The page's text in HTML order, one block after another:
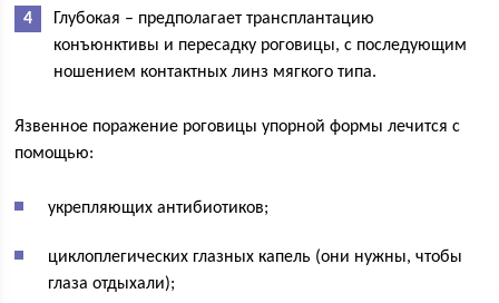
Глубокая – предполагает трансплантацию
конъюнктивы и пересадку роговицы, с последующим
ношением контактных линз мягкого типа.
Язвенное поражение роговицы упорной формы лечится с
помощью:
укрепляющих антибиотиков;
циклоплегических глазных капель (они нужны, чтобы
глаза отдыхали);